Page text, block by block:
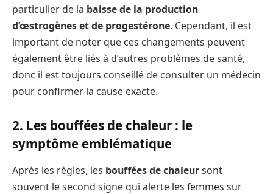
particulier de la baisse de la production
d’œstrogènes et de progestérone. Cependant, il est
important de noter que ces changements peuvent
également être liés à d’autres problèmes de santé,
donc il est toujours conseillé de consulter un médecin
pour confirmer la cause exacte.
2. Les bouffées de chaleur : le
symptôme emblématique
Après les règles, les bouffées de chaleursont
souvent le second signe qui alerte les femmes sur